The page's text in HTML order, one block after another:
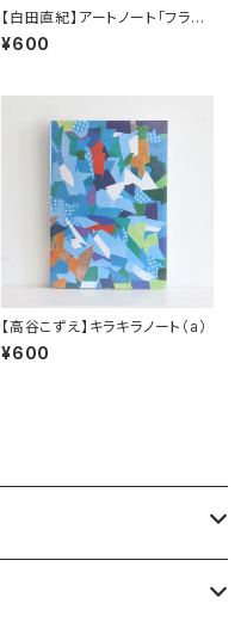
【白田直紀】アートノート「フラミ
ンゴ」
¥600
【高谷こずえ】キラキラノート（a）
¥600